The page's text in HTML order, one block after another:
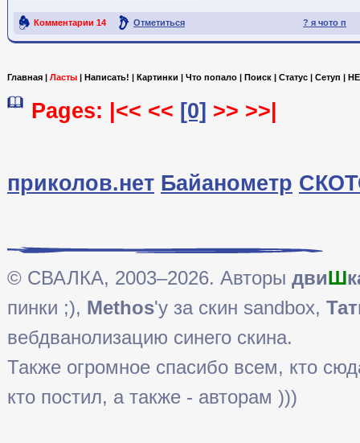
? я чото п
Комментарии 14 Отметиться
Ссылка на пост
Главная | Ласты | Написать! | Картинки | Что попало | Поиск | Статус | Сетуп |
Pages: |<< << [0] >> >>|
приколов.нет Байанометр
© СВАЛКА, 2003–2026. Авторы двиШ
пинки ;), Methos'у за скин sandbox,
вебдванолизацию синего скина.
Также огромное спасибо всем, кто
кто постил, а также - авторам )))